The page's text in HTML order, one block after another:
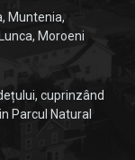
Muntenia,
Moroeni
cuprinzând
Parcul Natural